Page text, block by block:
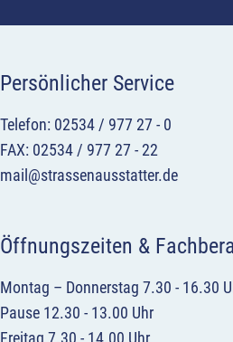
Persönlicher Service
Telefon: 02534 / 977 27 - 0
FAX: 02534 / 977 27 - 22
mail@strassenausstatter.de
Öffnungszeiten &
Montag – Donnerstag 7.30 - 16.30
Pause 12.30 - 13.00 Uhr
Freitag 7.30 - 14.00 Uhr